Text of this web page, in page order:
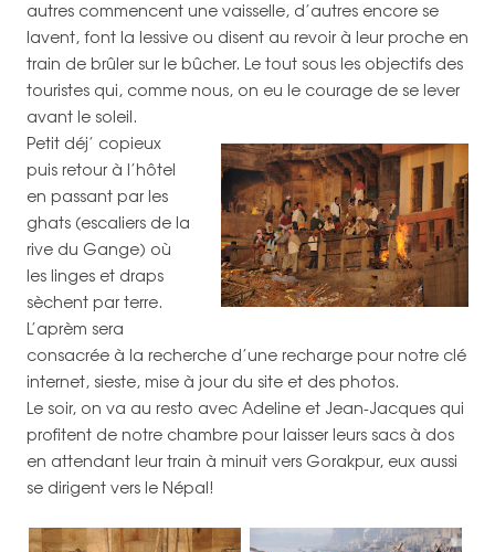
autres commencent une vaisselle, d’autres encore se
lavent, font la lessive ou disent au revoir à leur proche en
train de brûler sur le bûcher. Le tout sous les objectifs des
touristes qui, comme nous, on eu le courage de se lever
avant le soleil.
Petit déj’ copieux
puis retour à l’hôtel
en passant par les
ghats (escaliers de la
rive du Gange) où
les linges et draps
sèchent par terre.
L’aprèm sera
consacrée à la recherche d’une recharge pour notre clé
internet, sieste, mise à jour du site et des photos.
Le soir, on va au resto avec Adeline et Jean-Jacques qui
profitent de notre chambre pour laisser leurs sacs à dos
en attendant leur train à minuit vers Gorakpur, eux aussi
se dirigent vers le Népal!